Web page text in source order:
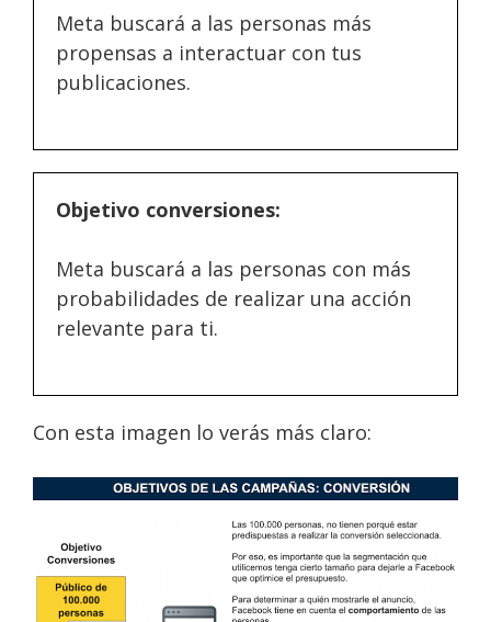
Meta buscará a las personas más
propensas a interactuar con tus
publicaciones.
Objetivo conversiones:
Meta buscará a las personas con más
probabilidades de realizar una acción
relevante para ti.
Con esta imagen lo verás más claro: